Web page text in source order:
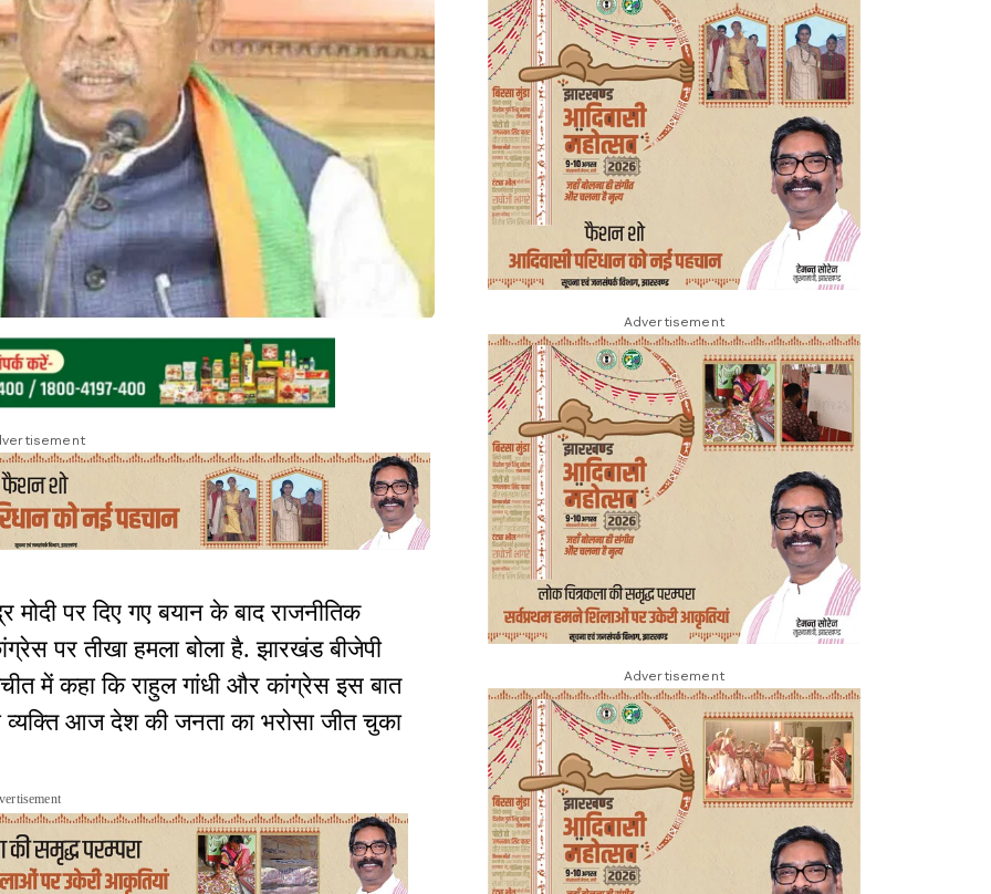
मोदी पर दिए गए बयान के बाद राजनीतिक
पर तीखा हमला बोला है. झारखंड बीजेपी
में कहा कि राहुल गांधी और कांग्रेस इस बात
व्यक्ति आज देश की जनता का भरोसा जीत चुका
Advertisement
Advertisement